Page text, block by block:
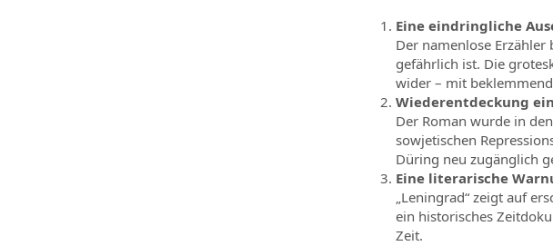
Eine eindringliche
Der namenlose
gefährlich ist. Die
wider – mit
Wiederentdeckung
Der Roman wurde in
sowjetischen
Düring neu zugänglich
Eine literarische
„Leningrad“ zeigt auf
ein historisches
Zeit.